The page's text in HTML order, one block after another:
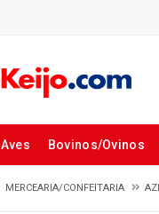
Aves Bovinos/Ovinos
MERCEARIA/CONFEITARIA